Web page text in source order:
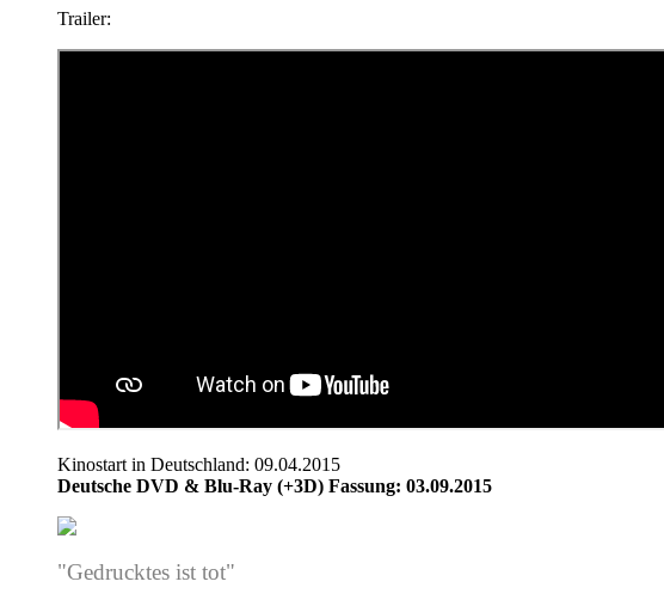
Trailer:
Kinostart in Deutschland: 09.04.2015
Deutsche DVD & Blu-Ray (+3D) Fassung: 03.09.2015
"Gedrucktes ist tot"